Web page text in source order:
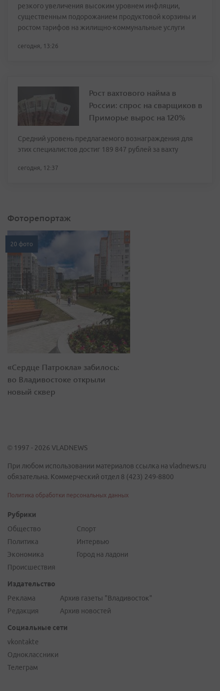
резкого увеличения высоким уровнем инфляции,
существенным подорожанием продуктовой корзины и
ростом тарифов на жилищно-коммунальные услуги
сегодня, 13:26
Рост вахтового найма в
России: спрос на сварщиков в
Приморье вырос на 120%
Средний уровень предлагаемого вознаграждения для
этих специалистов достиг 189 847 рублей за вахту
сегодня, 12:37
Фоторепортаж
20 фото
«Сердце Патрокла» забилось:
во Владивостоке открыли
новый сквер
© 1997 - 2026 VLADNEWS
При любом использовании материалов ссылка на vladnews.ru
обязательна. Коммерческий отдел 8 (423) 249-8800
Политика обработки персональных данных
Рубрики
Общество
Политика
Экономика
Происшествия
Спорт
Интервью
Город на ладони
Издательство
Реклама
Редакция
Архив газеты "Владивосток"
Архив новостей
Социальные сети
vkontakte
Одноклассники
Телеграм